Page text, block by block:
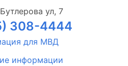
ул, 7
308-4444
для МВД
информации